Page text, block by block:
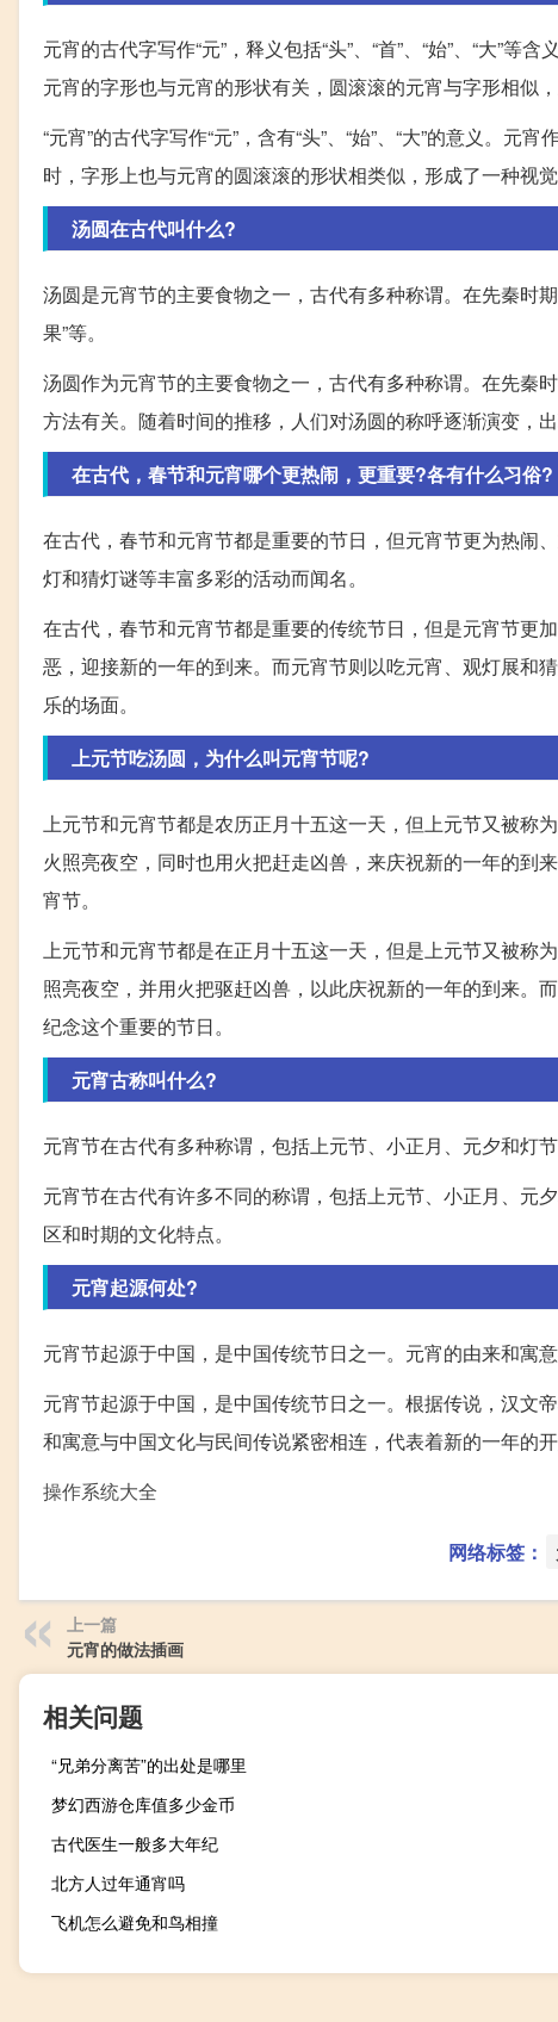
元宵的古代字写作“元”，释义包括“头”、“首”、“始”、“大”
元宵的字形也与元宵的形状有关，圆滚滚的元宵与字形相似
“元宵”的古代字写作“元”，含有“头”、“始”、“大”的意义。
时，字形上也与元宵的圆滚滚的形状相类似，形成了一种视觉
汤圆在古代叫什么?
汤圆是元宵节的主要食物之一，古代有多种称谓。在先秦时期
果”等。
汤圆作为元宵节的主要食物之一，古代有多种称谓。在先秦
方法有关。随着时间的推移，人们对汤圆的称呼逐渐演变，出
在古代，春节和元宵哪个更热闹，更重要?各有什么习俗?
在古代，春节和元宵节都是重要的节日，但元宵节更为热闹
灯和猜灯谜等丰富多彩的活动而闻名。
在古代，春节和元宵节都是重要的传统节日，但是元宵节更
恶，迎接新的一年的到来。而元宵节则以吃元宵、观灯展和
乐的场面。
上元节吃汤圆，为什么叫元宵节呢?
上元节和元宵节都是农历正月十五这一天，但上元节又被称
火照亮夜空，同时也用火把赶走凶兽，来庆祝新的一年的到
宵节。
上元节和元宵节都是在正月十五这一天，但是上元节又被称
照亮夜空，并用火把驱赶凶兽，以此庆祝新的一年的到来。
纪念这个重要的节日。
元宵古称叫什么?
元宵节在古代有多种称谓，包括上元节、小正月、元夕和灯
元宵节在古代有许多不同的称谓，包括上元节、小正月、元
区和时期的文化特点。
元宵起源何处?
元宵节起源于中国，是中国传统节日之一。元宵的由来和寓
元宵节起源于中国，是中国传统节日之一。根据传说，汉文
和寓意与中国文化与民间传说紧密相连，代表着新的一年的开
操作系统大全
网络标签：
上一篇
元宵的做法插画
相关问题
“兄弟分离苦”的出处是哪里
梦幻西游仓库值多少金币
古代医生一般多大年纪
北方人过年通宵吗
飞机怎么避免和鸟相撞